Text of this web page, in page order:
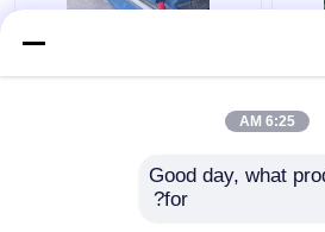
بدون گرد و غبار سطح بالا
متحرک
6:25 AM
Good day, what
for?